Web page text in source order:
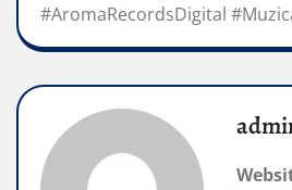
#AromaRecordsDigital